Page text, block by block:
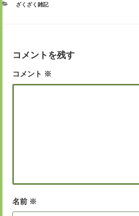
カ
ざくざく雑記
コメントを残す
コメント ※
名前 ※